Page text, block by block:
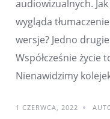
audiowizualnych.
wygląda
wersje? Jedno
Współcześnie życie
Nienawidzimy
1 CZERWCA, 2022